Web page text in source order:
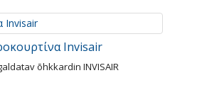
Invisair
õhkkardin INVISAIR